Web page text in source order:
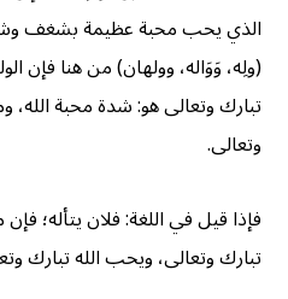
الذي يحب محبة عظيمة بشغف
(ولِه، وَوَاله، وولهان) من هنا فإن
تبارك وتعالى هو: شدة محبة الله،
وتعالى.
فإذا قيل في اللغة: فلان يتأله؛
تبارك وتعالى، ويحب الله تبارك